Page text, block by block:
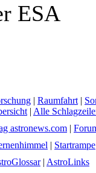
ESA
| Raumfahrt |
| Alle
astronews.com |
| Startrampe
| AstroLinks